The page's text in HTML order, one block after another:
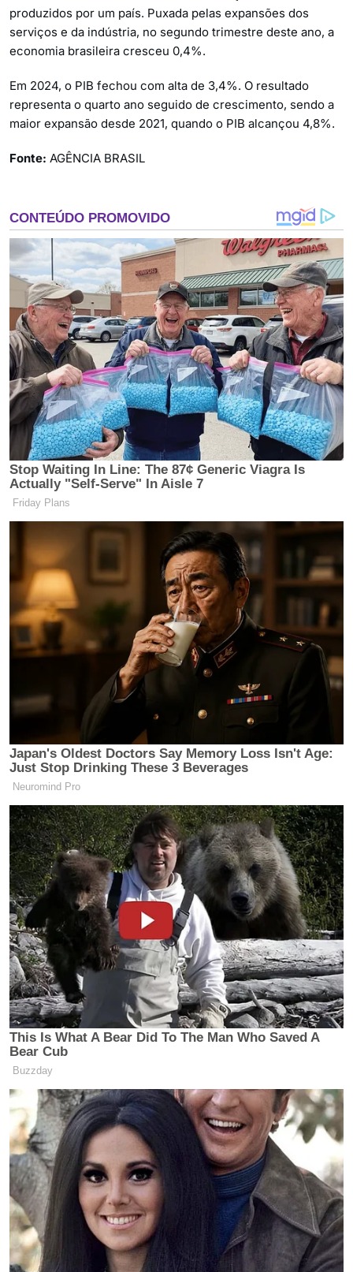
produzidos por um país. Puxada pelas expansões dos
serviços e da indústria, no segundo trimestre deste ano, a
economia brasileira cresceu 0,4%.
Em 2024, o PIB fechou com alta de 3,4%. O resultado
representa o quarto ano seguido de crescimento, sendo a
maior expansão desde 2021, quando o PIB alcançou 4,8%.
Fonte: AGÊNCIA BRASIL